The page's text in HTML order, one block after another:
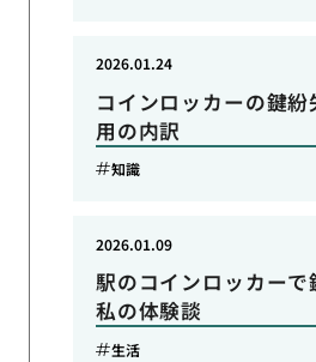
コインロッカーの鍵
用の内訳
2026.01.24
知識
駅のコインロッカーで
私の体験談
2026.01.09
生活